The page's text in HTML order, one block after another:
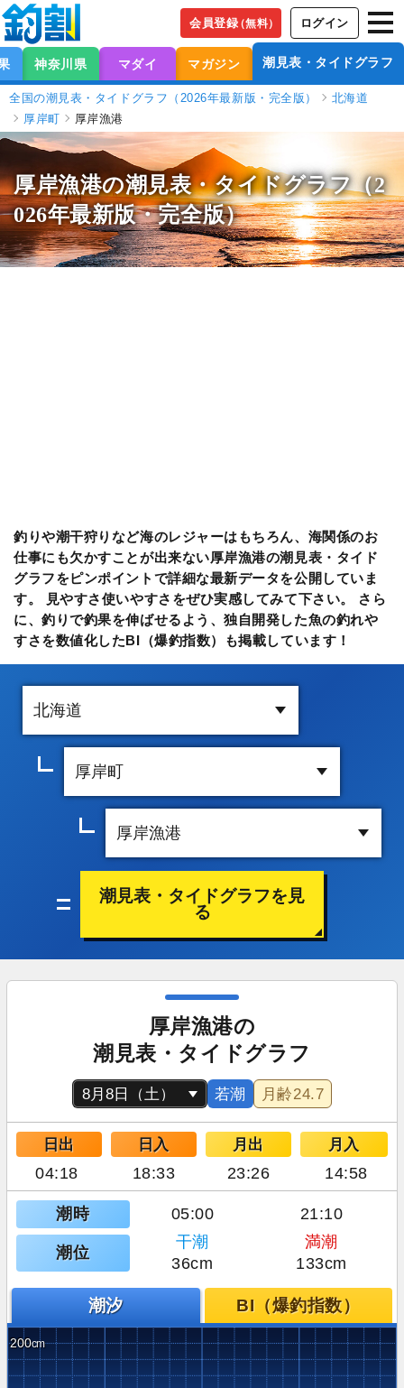
会員登録（無料） ログイン
神奈川県 マダイ マガジン 潮見表・タイドグラフ
全国の潮見表・タイドグラフ（2026年最新版・完全版）
北海道
厚岸町
厚岸漁港
厚岸漁港の潮見表・タイドグラフ（2
026年最新版・完全版）
釣りや潮干狩りなど海のレジャーはもちろん、海関係のお
仕事にも欠かすことが出来ない厚岸漁港の潮見表・タイド
グラフをピンポイントで詳細な最新データを公開していま
す。 見やすさ使いやすさをぜひ実感してみて下さい。 さら
に、釣りで釣果を伸ばせるよう、独自開発した魚の釣れや
すさを数値化したBI（爆釣指数）も掲載しています！
潮見表・タイドグラフを見
る
厚岸漁港の
潮見表・タイドグラフ
若潮 月齢24.7
日出 日入 月出 月入
04:18 18:33 23:26 14:58
潮時 05:00 21:10
潮位
干潮
満潮
36cm
133cm
潮汐 BI（爆釣指数）
200